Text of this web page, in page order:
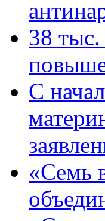
38
С
«Семь